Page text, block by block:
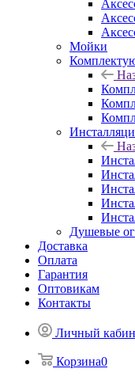
Мойки
Душевые
Доставка
Оплата
Гарантия
Оптовикам
Контакты
Личный
Корзина0